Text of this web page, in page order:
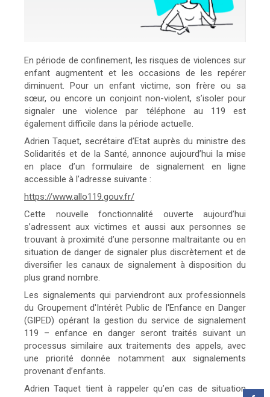
En période de confinement, les risques de violences sur
enfant augmentent et les occasions de les repérer
diminuent. Pour un enfant victime, son frère ou sa
sœur, ou encore un conjoint non-violent, s’isoler pour
signaler une violence par téléphone au 119 est
également difficile dans la période actuelle.
Adrien Taquet, secrétaire d’Etat auprès du ministre des
Solidarités et de la Santé, annonce aujourd’hui la mise
en place d’un formulaire de signalement en ligne
accessible à l’adresse suivante :
https://www.allo119.gouv.fr/
Cette nouvelle fonctionnalité ouverte aujourd’hui
s’adressent aux victimes et aussi aux personnes se
trouvant à proximité d’une personne maltraitante ou en
situation de danger de signaler plus discrètement et de
diversifier les canaux de signalement à disposition du
plus grand nombre.
Les signalements qui parviendront aux professionnels
du Groupement d'Intérêt Public de l'Enfance en Danger
(GIPED) opérant la gestion du service de signalement
119 – enfance en danger seront traités suivant un
processus similaire aux traitements des appels, avec
une priorité donnée notamment aux signalements
provenant d’enfants.
Adrien Taquet tient à rappeler qu’en cas de situation